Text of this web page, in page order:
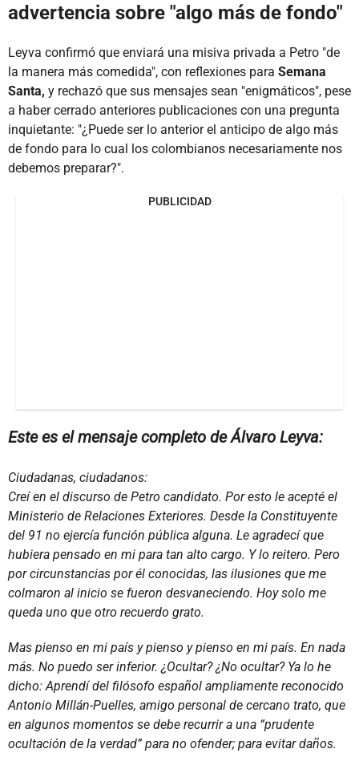
advertencia sobre "algo más de fondo"
Leyva confirmó que enviará una misiva privada a Petro "de
la manera más comedida", con reflexiones para Semana
Santa, y rechazó que sus mensajes sean "enigmáticos", pese
a haber cerrado anteriores publicaciones con una pregunta
inquietante: "¿Puede ser lo anterior el anticipo de algo más
de fondo para lo cual los colombianos necesariamente nos
debemos preparar?".
PUBLICIDAD
Este es el mensaje completo de Álvaro Leyva:
Ciudadanas, ciudadanos:
Creí en el discurso de Petro candidato. Por esto le acepté el
Ministerio de Relaciones Exteriores. Desde la Constituyente
del 91 no ejercía función pública alguna. Le agradecí que
hubiera pensado en mi para tan alto cargo. Y lo reitero. Pero
por circunstancias por él conocidas, las ilusiones que me
colmaron al inicio se fueron desvaneciendo. Hoy solo me
queda uno que otro recuerdo grato.
Mas pienso en mi país y pienso y pienso en mi país. En nada
más. No puedo ser inferior. ¿Ocultar? ¿No ocultar? Ya lo he
dicho: Aprendí del filósofo español ampliamente reconocido
Antonio Millán-Puelles, amigo personal de cercano trato, que
en algunos momentos se debe recurrir a una “prudente
ocultación de la verdad” para no ofender; para evitar daños.